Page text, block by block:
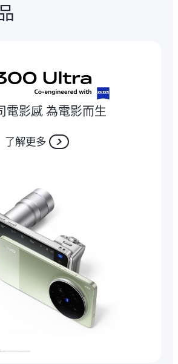
電影感 為電影而生
了解更多